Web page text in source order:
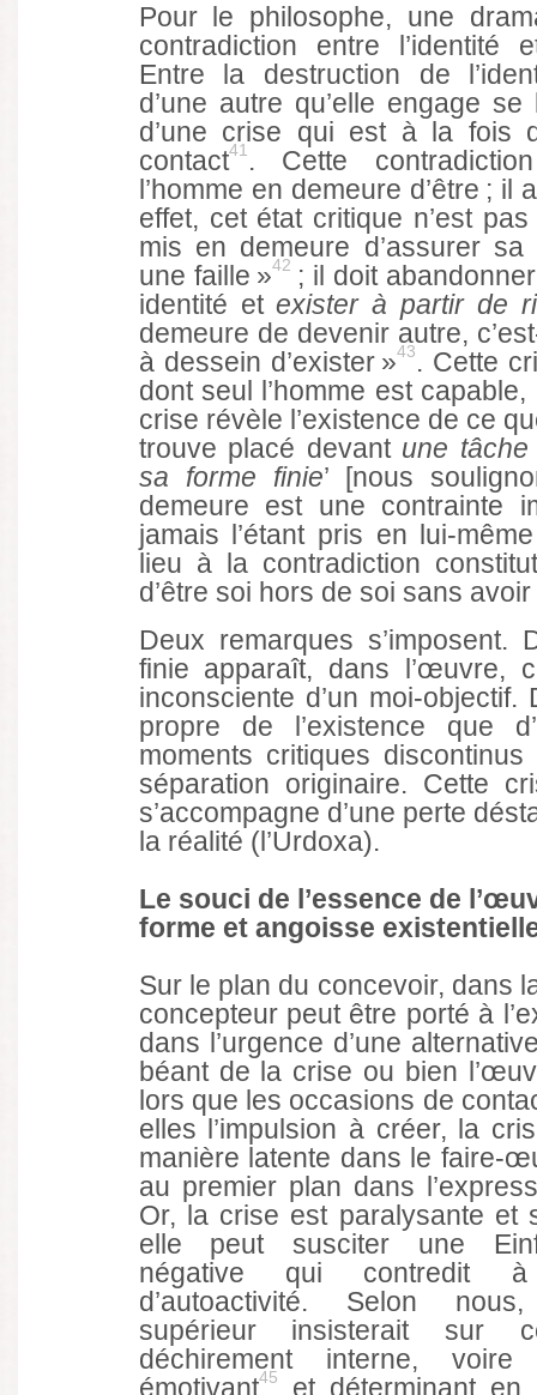
Pour le philosophe, une
contradiction entre l’identité
Entre la destruction de
d’une autre qu’elle engage
d’une crise qui est à la fois
contact41 . Cette
l’homme en demeure d’être ;
effet, cet état critique n’est
mis en demeure d’assurer
une faille »42 ; il doit
identité etexister à partir de
demeure de devenir autre,
à dessein d’exister »43 . Cette
dont seul l’homme est
crise révèle l’existence de ce
trouve placé devant une tâche
sa forme finie’ [nous
demeure est une contrainte
jamais l’étant pris en lui-
lieu à la contradiction
d’être soi hors de soi sans
Deux remarques s’imposent.
finie apparaît, dans l’œuvre,
inconsciente d’un moi-objectif.
propre de l’existence que
moments critiques
séparation originaire. Cette
s’accompagne d’une perte
la réalité (l’Urdoxa).
Le souci de l’essence de
forme et angoisse
Sur le plan du concevoir, dans
concepteur peut être porté à
dans l’urgence d’une
béant de la crise ou bien
lors que les occasions de
elles l’impulsion à créer, la
manière latente dans le faire-
au premier plan dans
Or, la crise est paralysante et
elle peut susciter une
négative qui contredit
d’autoactivité. Selon nous,
supérieur insisterait sur
déchirement interne,
émotivant45 et déterminant en